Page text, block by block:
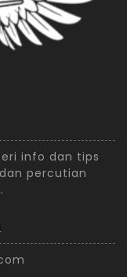
info dan tips
percutian